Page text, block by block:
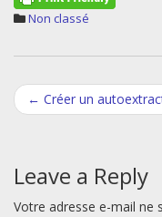
Non classé
Post
← Créer un
Leave a Reply
Votre adresse e-mail ne